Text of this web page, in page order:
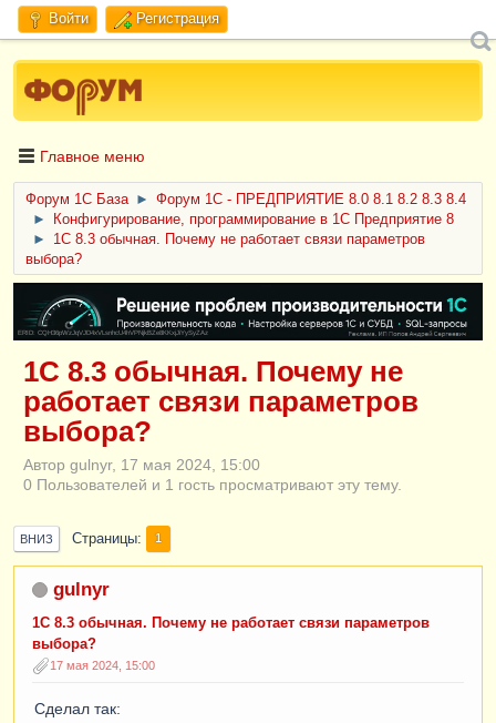
Войти Регистрация
Главное меню
Форум 1C База ►
Форум 1С - ПРЕДПРИЯТИЕ 8.0 8.1 8.2 8.3 8.4
►
Конфигурирование, программирование в 1С Предприятие 8
►
1C 8.3 обычная. Почему не работает связи параметров
выбора?
ERID: CQH36pWzJqVJD4xVLsnhcU4hVPNjkBZe8KKxjJiYySyZAz
1C 8.3 обычная. Почему не
работает связи параметров
выбора?
Автор gulnyr, 17 мая 2024, 15:00
0 Пользователей и 1 гость просматривают эту тему.
ВНИЗ Страницы 1
gulnyr
1C 8.3 обычная. Почему не работает связи параметров
выбора?
17 мая 2024, 15:00
Сделал так: